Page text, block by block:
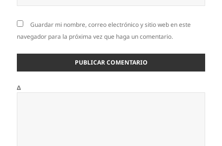
Guardar mi nombre, correo electrónico y sitio web en este
navegador para la próxima vez que haga un comentario.
Δ